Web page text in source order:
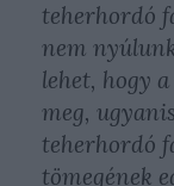
teherhordó
nem
lehet, hogy
meg,
teherhordó
tömegének